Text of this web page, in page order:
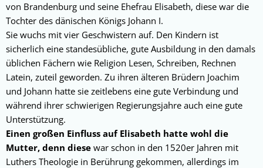
von Brandenburg und seine Ehefrau Elisabeth, diese war die
Tochter des dänischen Königs Johann I.
Sie wuchs mit vier Geschwistern auf. Den Kindern ist
sicherlich eine standesübliche, gute Ausbildung in den damals
üblichen Fächern wie Religion Lesen, Schreiben, Rechnen
Latein, zuteil geworden. Zu ihren älteren Brüdern Joachim
und Johann hatte sie zeitlebens eine gute Verbindung und
während ihrer schwierigen Regierungsjahre auch eine gute
Unterstützung.
Einen großen Einfluss auf Elisabeth hatte wohl die
Mutter, denn diese war schon in den 1520er Jahren mit
Luthers Theologie in Berührung gekommen, allerdings im